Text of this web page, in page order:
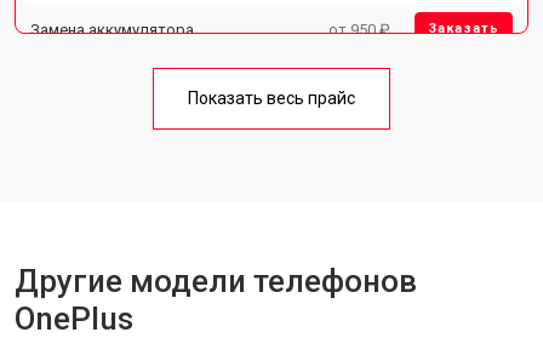
Замена аккумулятора от 950 ₽ Заказать
Ремонт цепи питания от 3200 ₽
Показать весь прайс
Другие модели телефонов
OnePlus